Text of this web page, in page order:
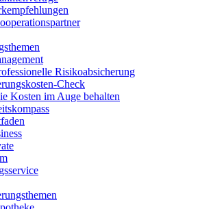
Risikoabsicherung
Check
Kosten im Auge behalten